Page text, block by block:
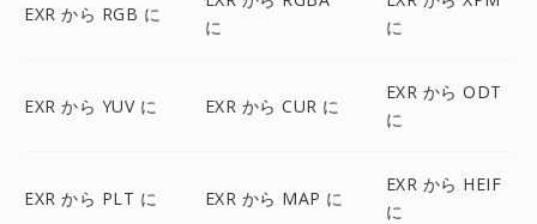
EXR から RGB に
に
に
EXR から YUV に EXR から CUR に
EXR から ODT
に
EXR から PLT に EXR から MAP に
EXR から HEIF
に